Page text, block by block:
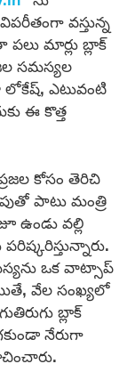
వస్తున్న
మార్లు బ్లాక్
సమస్యల
లోకేష్, ఎటువంటి
ఈ కొత్త
కోసం తెరిచి
పాటు మంత్రి
ఉండు వల్లి
ఒక వాట్సాప్
వేల సంఖ్యలో
బ్లాక్
నేరుగా